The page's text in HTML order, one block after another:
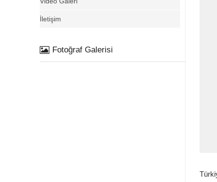
İletişim
Fotoğraf Galerisi